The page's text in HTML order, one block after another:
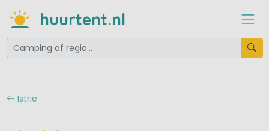
huurtent.nl
Istrië